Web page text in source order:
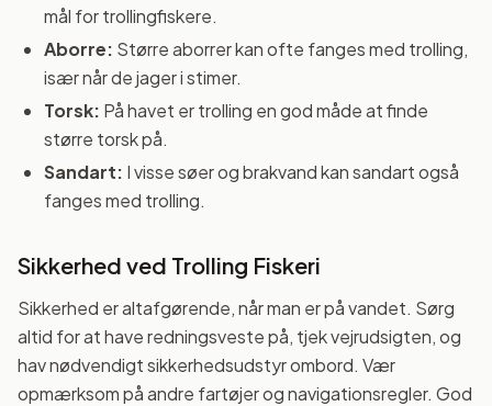
mål for trollingfiskere.
Aborre: Større aborrer kan ofte fanges med trolling,
især når de jager i stimer.
Torsk: På havet er trolling en god måde at finde
større torsk på.
Sandart: I visse søer og brakvand kan sandart også
fanges med trolling.
Sikkerhed ved Trolling Fiskeri
Sikkerhed er altafgørende, når man er på vandet. Sørg
altid for at have redningsveste på, tjek vejrudsigten, og
hav nødvendigt sikkerhedsudstyr ombord. Vær
opmærksom på andre fartøjer og navigationsregler. God